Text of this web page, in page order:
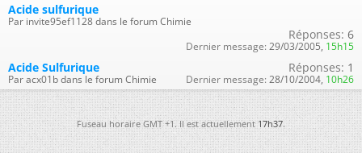
Acide sulfurique
Par invite95ef1128 dans le forum Chimie
Réponses: 6
Dernier message: 29/03/2005, 15h15
Acide Sulfurique
Par acx01b dans le forum Chimie
Réponses: 1
Dernier message: 28/10/2004, 10h26
Fuseau horaire GMT +1. Il est actuellement17h37.